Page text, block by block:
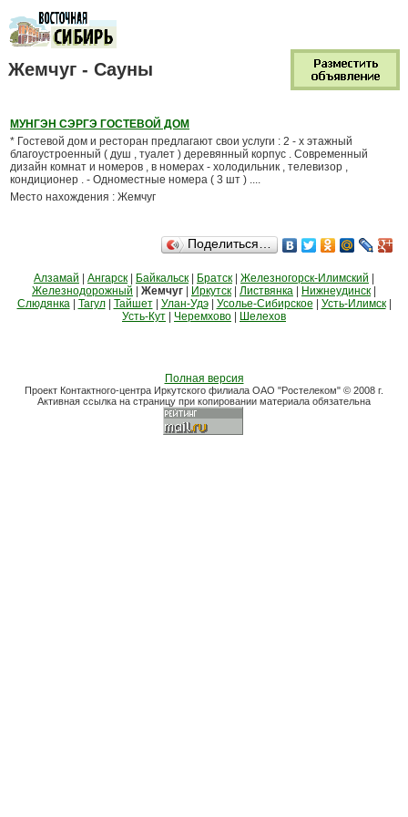
Жемчуг - Сауны
МУНГЭН СЭРГЭ ГОСТЕВОЙ ДОМ
* Гостевой дом и ресторан предлагают свои услуги : 2 - х этажный
благоустроенный ( душ , туалет ) деревянный корпус . Современный
дизайн комнат и номеров , в номерах - холодильник , телевизор ,
кондиционер . - Одноместные номера ( 3 шт ) ....
Место нахождения : Жемчуг
Поделиться…
Алзамай Ангарск Байкальск Братск Железногорск-Илимский
Железнодорожный
Жемчуг Иркутск Листвянка Нижнеудинск
Слюдянка| Тагул| Тайшет| Улан-Удэ| Усолье-Сибирское Усть-Илимск|
Усть-Кут
Черемхово Шелехов
Полная версия
Проект Контактного-центра Иркутского филиала ОАО "Ростелеком" © 2008 г.
Активная ссылка на страницу при копировании материала обязательна